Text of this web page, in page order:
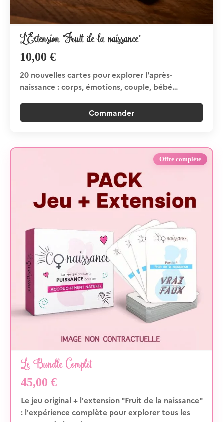
L'Extension "Fruit de la naissance"
10,00 €
20 nouvelles cartes pour explorer l'après-
naissance : corps, émotions, couple, bébé…
Commander
Offre complète
Le Bundle Complet
45,00 €
Le jeu original + l'extension "Fruit de la naissance"
: l'expérience complète pour explorer tous les